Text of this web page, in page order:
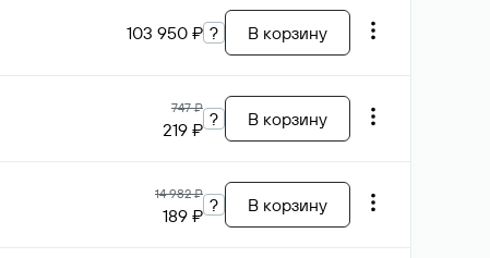
103 950 ₽ ? В корзину
747 ₽
219 ₽ ? В корзину
14 982 ₽
189 ₽ ? В корзину